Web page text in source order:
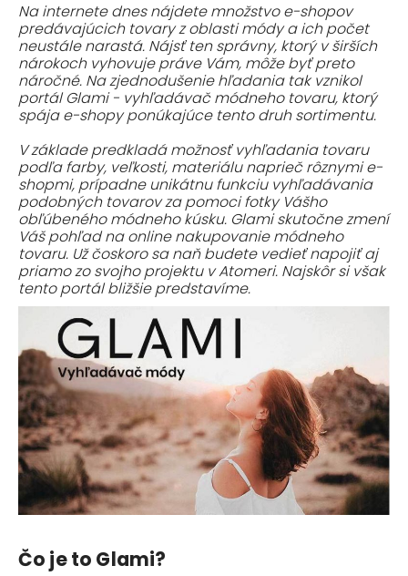
Na internete dnes nájdete množstvo e-shopov
predávajúcich tovary z oblasti módy a ich počet
neustále narastá. Nájsť ten správny, ktorý v širších
nárokoch vyhovuje práve Vám, môže byť preto
náročné. Na zjednodušenie hľadania tak vznikol
portál Glami - vyhľadávač módneho tovaru, ktorý
spája e-shopy ponúkajúce tento druh sortimentu.
V základe predkladá možnosť vyhľadania tovaru
podľa farby, veľkosti, materiálu naprieč rôznymi e-
shopmi, prípadne unikátnu funkciu vyhľadávania
podobných tovarov za pomoci fotky Vášho
obľúbeného módneho kúsku. Glami skutočne zmení
Váš pohľad na online nakupovanie módneho
tovaru. Už čoskoro sa naň budete vedieť napojiť aj
priamo zo svojho projektu v Atomeri. Najskôr si však
tento portál bližšie predstavíme.
Čo je to Glami?